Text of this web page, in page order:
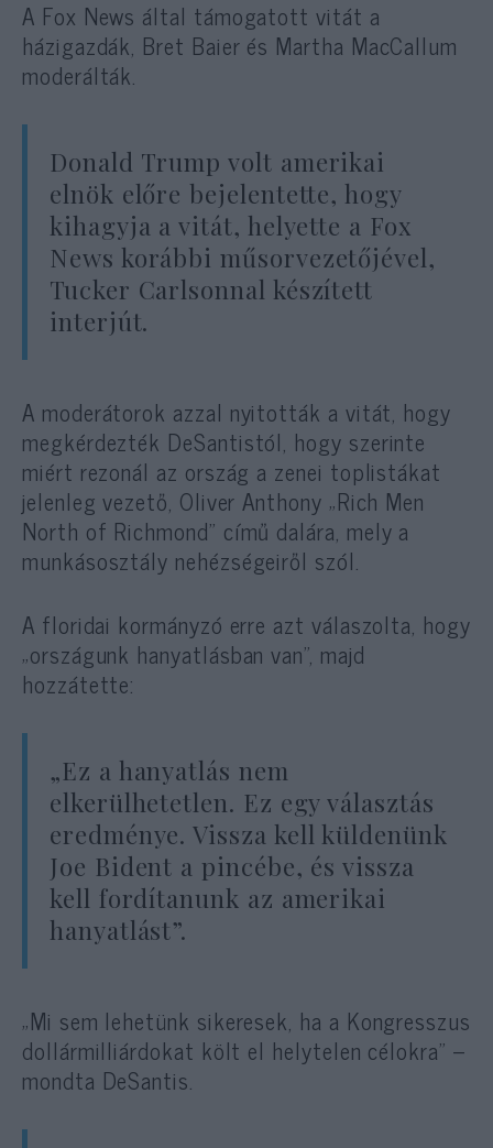
A Fox News által támogatott vitát a
házigazdák, Bret Baier és Martha MacCallum
moderálták.
Donald Trump volt amerikai
elnök előre bejelentette, hogy
kihagyja a vitát, helyette a Fox
News korábbi műsorvezetőjével,
Tucker Carlsonnal készített
interjút.
A moderátorok azzal nyitották a vitát, hogy
megkérdezték DeSantistól, hogy szerinte
miért rezonál az ország a zenei toplistákat
jelenleg vezető, Oliver Anthony „Rich Men
North of Richmond” című dalára, mely a
munkásosztály nehézségeiről szól.
A floridai kormányzó erre azt válaszolta, hogy
„országunk hanyatlásban van”, majd
hozzátette:
„Ez a hanyatlás nem
elkerülhetetlen. Ez egy választás
eredménye. Vissza kell küldenünk
Joe Bident a pincébe, és vissza
kell fordítanunk az amerikai
hanyatlást”.
„Mi sem lehetünk sikeresek, ha a Kongresszus
dollármilliárdokat költ el helytelen célokra” –
mondta DeSantis.